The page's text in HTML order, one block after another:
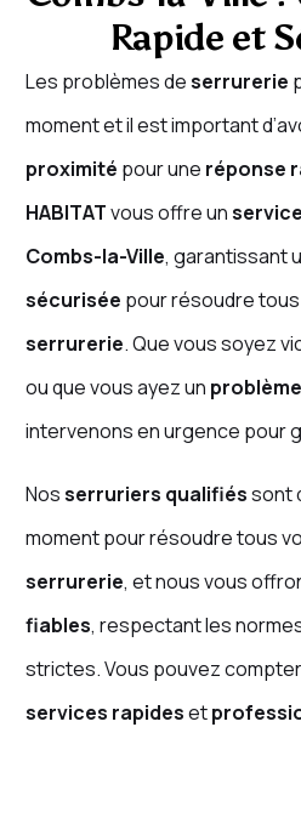
Rapide et
Les problèmes deserrurerie
moment et il est important
proximité pour une réponse
HABITATvous offre un
Combs-la-Ville, garantissant
sécurisée pour résoudre
serrurerie. Que vous soyez
ou que vous ayez un
intervenons en urgence pour
Nosserruriers qualifiéssont
moment pour résoudre tous
serrurerie, et nous vous
fiables, respectant les
strictes. Vous pouvez
services rapideset